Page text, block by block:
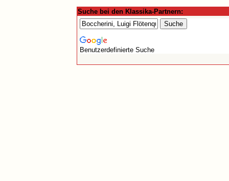
Suche bei den Klassika-Partnern:
Benutzerdefinierte Suche